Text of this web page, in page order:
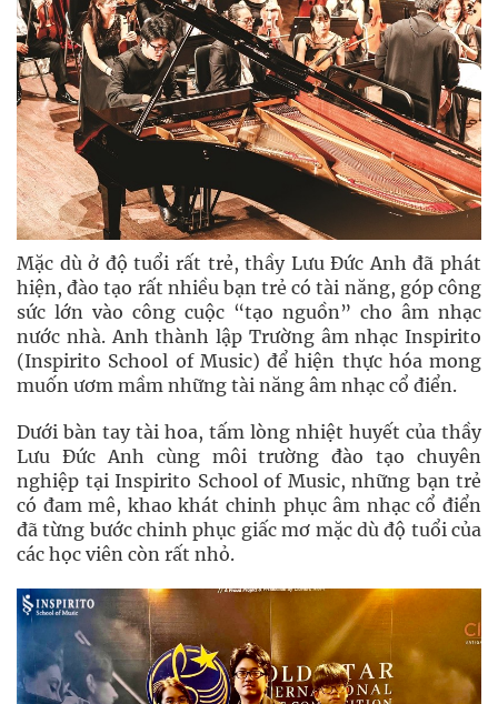
Mặc dù ở độ tuổi rất trẻ, thầy Lưu Đức Anh đã phát
hiện, đào tạo rất nhiều bạn trẻ có tài năng, góp công
sức lớn vào công cuộc “tạo nguồn” cho âm nhạc
nước nhà. Anh thành lập Trường âm nhạc Inspirito
(Inspirito School of Music) để hiện thực hóa mong
muốn ươm mầm những tài năng âm nhạc cổ điển.
Dưới bàn tay tài hoa, tấm lòng nhiệt huyết của thầy
Lưu Đức Anh cùng môi trường đào tạo chuyên
nghiệp tại Inspirito School of Music, những bạn trẻ
có đam mê, khao khát chinh phục âm nhạc cổ điển
đã từng bước chinh phục giấc mơ mặc dù độ tuổi của
các học viên còn rất nhỏ.